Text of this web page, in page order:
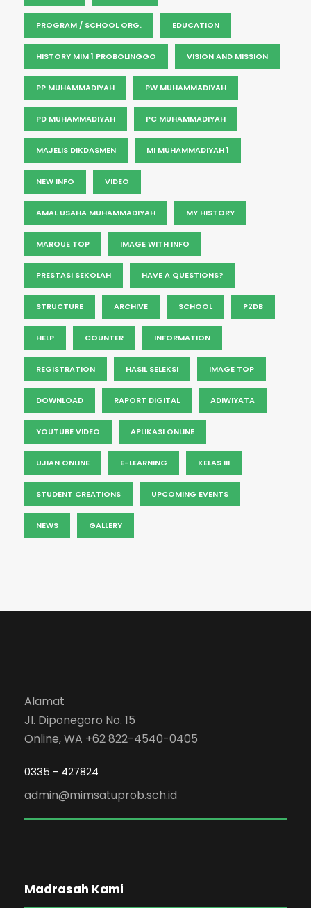
PROGRAM / SCHOOL ORG. EDUCATION
HISTORY MIM 1 PROBOLINGGO VISION AND MISSION
PP MUHAMMADIYAH PW MUHAMMADIYAH
PD MUHAMMADIYAH PC MUHAMMADIYAH
MAJELIS DIKDASMEN MI MUHAMMADIYAH 1
NEW INFO VIDEO
AMAL USAHA MUHAMMADIYAH MY HISTORY
MARQUE TOP IMAGE WITH INFO
PRESTASI SEKOLAH HAVE A QUESTIONS?
STRUCTURE ARCHIVE SCHOOL P2DB
HELP COUNTER INFORMATION
REGISTRATION HASIL SELEKSI IMAGE TOP
DOWNLOAD RAPORT DIGITAL ADIWIYATA
YOUTUBE VIDEO APLIKASI ONLINE
UJIAN ONLINE E-LEARNING KELAS III
STUDENT CREATIONS UPCOMING EVENTS
NEWS GALLERY
Alamat
Jl. Diponegoro No. 15
Online, WA +62 822-4540-0405
0335 - 427824
admin@mimsatuprob.sch.id
Madrasah Kami